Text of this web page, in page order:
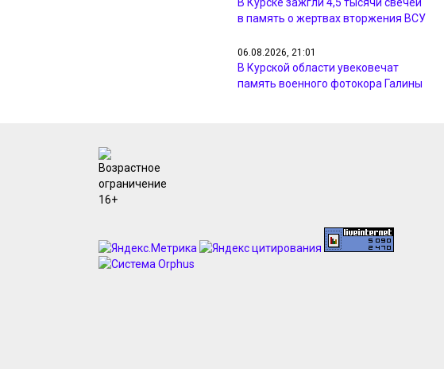
в память о жертвах вторжения ВСУ
06.08.2026, 21:01
В Курской области увековечат
память военного фотокора Галины
В Курске вводили план «Перехват»
из-за видео с похищением